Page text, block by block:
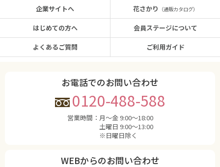
企業サイトへ
はじめての方へ
よくあるご質問
花さかり （通販カタログ）
会員ステージについて
ご利用ガイド
お電話でのお問い合わせ
0120-488-588
営業時間： 月〜金 9:00〜18:00
土曜日 9:00〜13:00
※日曜日除く
WEBからのお問い合わせ